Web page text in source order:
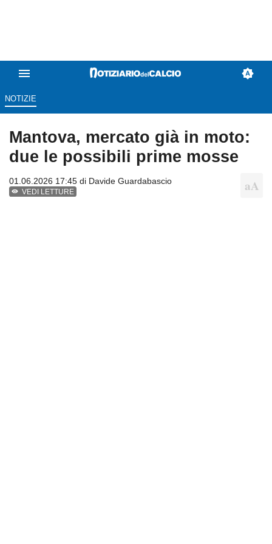
NOTIZIE
Mantova, mercato già in moto:
due le possibili prime mosse
01.06.2026 17:45 di Davide Guardabascio
VEDI LETTURE